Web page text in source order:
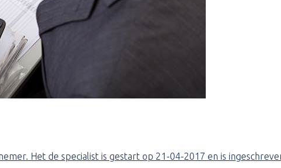
Het de specialist is gestart op 21-04-2017 en is